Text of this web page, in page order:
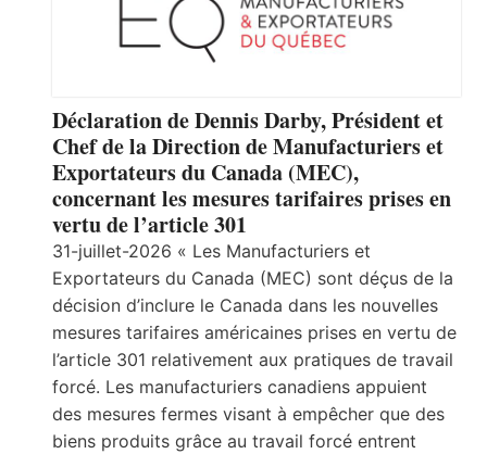
Déclaration de Dennis Darby, Président et
Chef de la Direction de Manufacturiers et
Exportateurs du Canada (MEC),
concernant les mesures tarifaires prises en
vertu de l’article 301
31-juillet-2026 « Les Manufacturiers et
Exportateurs du Canada (MEC) sont déçus de la
décision d’inclure le Canada dans les nouvelles
mesures tarifaires américaines prises en vertu de
l’article 301 relativement aux pratiques de travail
forcé. Les manufacturiers canadiens appuient
des mesures fermes visant à empêcher que des
biens produits grâce au travail forcé entrent